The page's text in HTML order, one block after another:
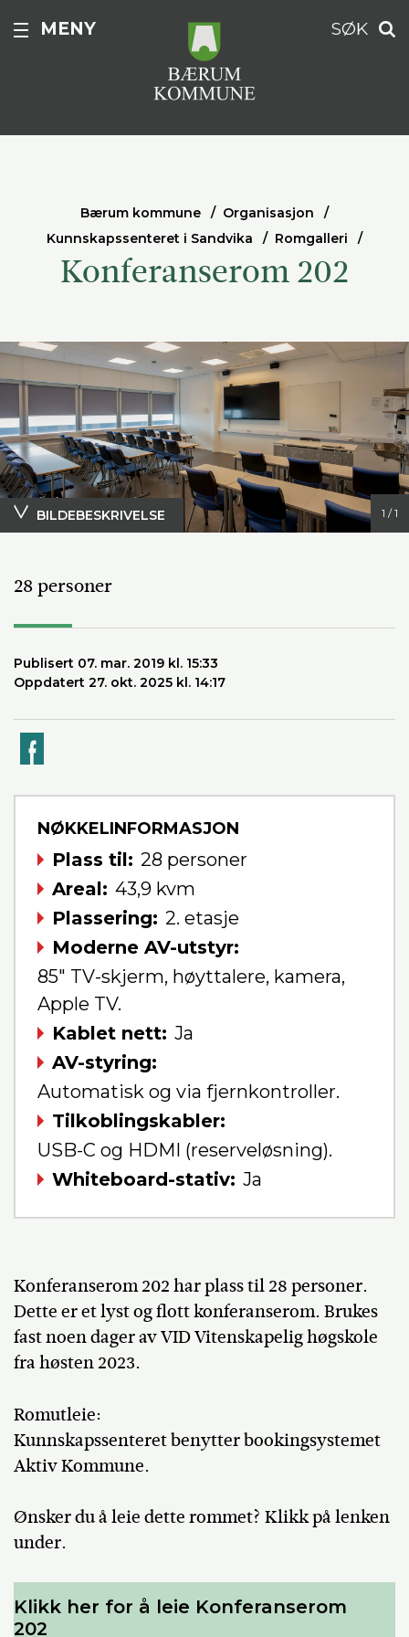
MENY SØK
Bærum kommune
Organisasjon
Kunnskapssenteret i Sandvika
Romgalleri
Konferanserom 202
1 / 1
BILDEBESKRIVELSE
28 personer
Publisert 07. mar. 2019 kl. 15:33
Oppdatert 27. okt. 2025 kl. 14:17
NØKKELINFORMASJON
Plass til
28 personer
Areal
43,9 kvm
Plassering
2. etasje
Moderne AV-utstyr
85" TV-skjerm, høyttalere, kamera,
Apple TV.
Kablet nett Ja
AV-styring
Automatisk og via fjernkontroller.
Tilkoblingskabler
USB-C og HDMI (reserveløsning).
Whiteboard-stativ Ja
Konferanserom 202 har plass til 28 personer.
Dette er et lyst og flott konferanserom. Brukes
fast noen dager av VID Vitenskapelig høgskole
fra høsten 2023.
Romutleie:
Kunnskapssenteret benytter bookingsystemet
Aktiv Kommune.
Ønsker du å leie dette rommet? Klikk på lenken
under.
Klikk her for å leie Konferanserom
202